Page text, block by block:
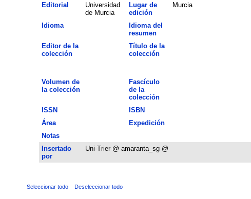
Editorial
Universidad
de Murcia
Lugar de
edición
Murcia
Idioma
Idioma del
resumen
Editor de la
colección
Título de la
colección
Volumen de
la colección
Fascículo
de la
colección
ISSN ISBN
Área
Expedición
Notas
Insertado
por
Uni-Trier @ amaranta_sg @
Seleccionar todo Deseleccionar todo